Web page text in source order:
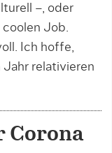
–, oder
coolen Job.
Ich hoffe,
Jahr relativieren
Corona